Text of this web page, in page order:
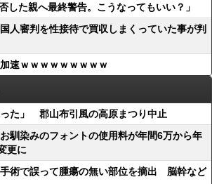
した親へ最終警告。こうなってもいい？」
人審判を性接待で買収しまくっていた事が判
速ｗｗｗｗｗｗｗｗｗ
た」 郡山布引風の高原まつり中止
馴染みのフォントの使用料が年間6万から年
更に
術で誤って腫瘍の無い部位を摘出 脳幹など